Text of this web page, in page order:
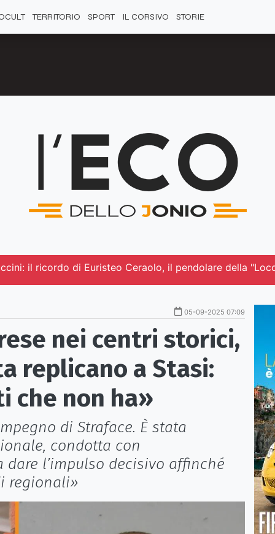
TERRITORIO SPORT IL CORSIVO STORIE
il ricordo di Euristeo Ceraolo, il pendolare della
05-09-2025 07:09
nei centri storici,
replicano a Stasi:
che non ha»
di Straface. È stata
condotta con
l’impulso decisivo affinché
regionali»